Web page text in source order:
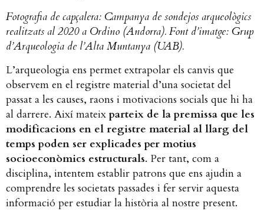
Fotografia de capçalera: Campanya de sondejos arqueològics
realitzats al 2020 a Ordino (Andorra). Font d’imatge: Grup
d’Arqueologia de l’Alta Muntanya (UAB).
L’arqueologia ens permet extrapolar els canvis que
observem en el registre material d’una societat del
passat a les causes, raons i motivacions socials que hi ha
al darrere. Així mateix parteix de la premissa que les
modificacions en el registre material al llarg del
temps poden ser explicades per motius
socioeconòmics estructurals. Per tant, com a
disciplina, intentem establir patrons que ens ajudin a
comprendre les societats passades i fer servir aquesta
informació per estudiar la història al nostre present.